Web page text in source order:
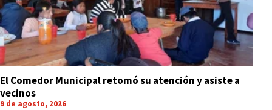
El Comedor Municipal retomó su atención y asiste a
vecinos
9 de agosto, 2026